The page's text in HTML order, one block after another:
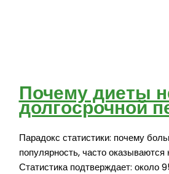
пищи
Почему диеты
долгосрочной
Парадокс статистики: почему
популярность, часто
Статистика подтверждает: около